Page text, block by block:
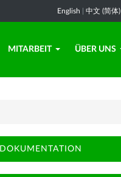
English 中文 (简体)
MITARBEIT ÜBER UNS
DOKUMENTATION